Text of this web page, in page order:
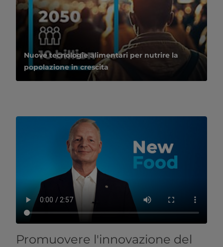
Nuove tecnologie alimentari per nutrire la
popolazione in crescita
Promuovere l'innovazione del